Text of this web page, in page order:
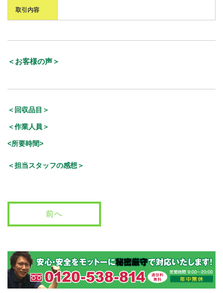
取引内容
＜お客様の声＞
＜回収品目＞
＜作業人員＞
<所要時間>
＜担当スタッフの感想＞
前へ